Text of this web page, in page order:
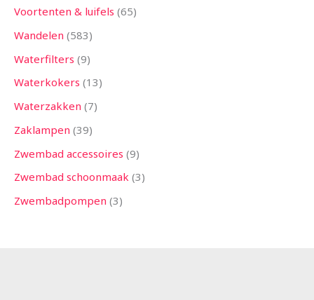
Voortenten & luifels 65
Wandelen 583
Waterfilters 9
Waterkokers 13
Waterzakken 7
Zaklampen 39
Zwembad accessoires 9
Zwembad schoonmaak 3
Zwembadpompen 3